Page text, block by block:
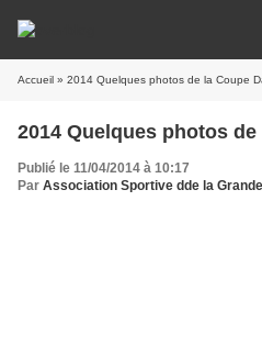
Accueil » 2014 Quelques photos de la Coupe
2014 Quelques photos
Publié le 11/04/2014 à 10:17
Par Association Sportive dde la